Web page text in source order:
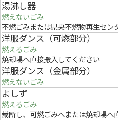
湯沸し器
燃えないごみ
不燃ごみまたは県央不燃物再生セン
洋服ダンス（可燃部分）
燃えるごみ
焼却場へ直接搬入してください
洋服ダンス（金属部分）
燃えないごみ
よしず
燃えるごみ
裁断し、可燃ごみへまたは焼却場へ